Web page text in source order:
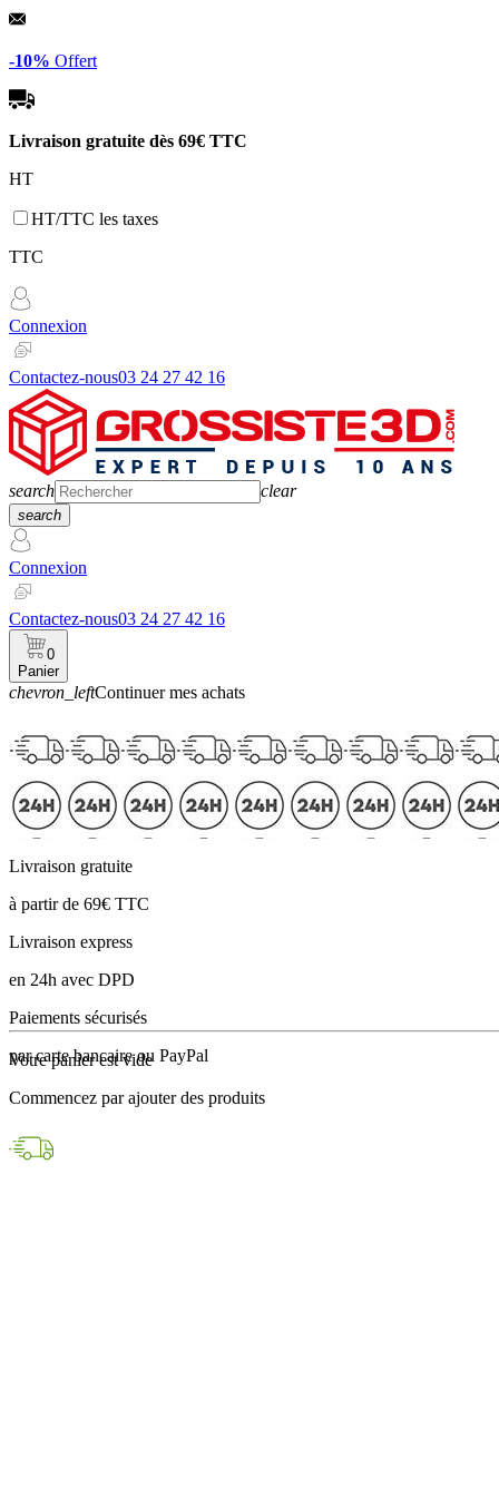
Panneau de gestion des cookies
-10% Offert
Livraison gratuite dès 69€ TTC
HT
HT/TTC les taxes
TTC
Connexion
Contactez-nous03 24 27 42 16
search clear
search
Connexion
Contactez-nous03 24 27 42 16
0
Panier
chevron_leftContinuer mes achats
Livraison gratuite
à partir de 69€ TTC
Livraison express
en 24h avec DPD
Paiements sécurisés
par carte bancaire ou PayPal
Votre panier est vide
Commencez par ajouter des produits